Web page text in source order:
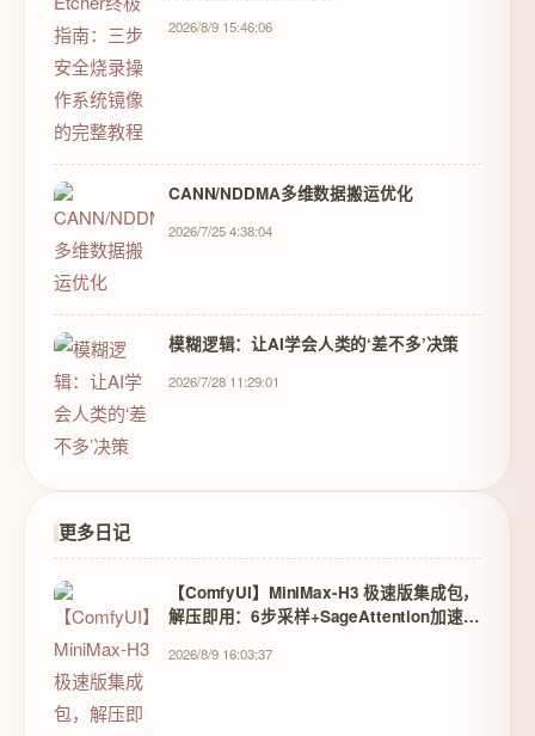
2026/8/9 15:46:06
CANN/NDDMA多维数据搬运优化
2026/7/25 4:38:04
模糊逻辑：让AI学会人类的‘差不多’决策
2026/7/28 11:29:01
更多日记
【ComfyUI】MiniMax-H3 极速版集成包，
解压即用：6步采样+SageAttention加速
2026/8/9 16:03:37